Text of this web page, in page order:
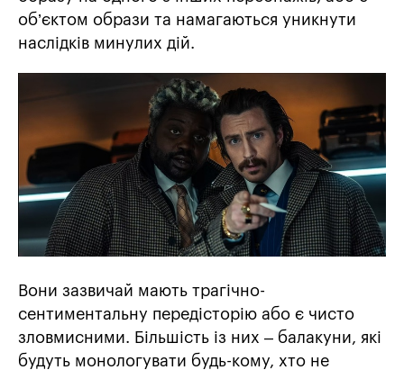
об’єктом образи та намагаються уникнути
наслідків минулих дій.
Вони зазвичай мають трагічно-
сентиментальну передісторію або є чисто
зловмисними. Більшість із них – балакуни, які
будуть монологувати будь-кому, хто не